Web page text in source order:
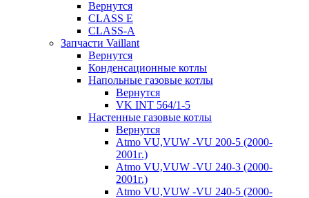
Вернутся
CLASS E
CLASS-A
Запчасти Vaillant
Вернутся
Конденсационные котлы
Напольные газовые котлы
Вернутся
VK INT 564/1-5
Настенные газовые котлы
Вернутся
Atmo VU,VUW -VU 200-5 (2000-
2001г.)
Atmo VU,VUW -VU 240-3 (2000-
2001г.)
Atmo VU,VUW -VU 240-5 (2000-